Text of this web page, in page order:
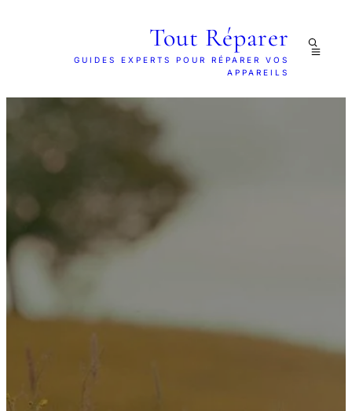
Tout Réparer
GUIDES EXPERTS POUR RÉPARER VOS
APPAREILS